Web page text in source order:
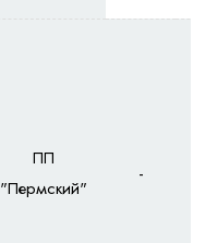
ПП
"Пермский"
-